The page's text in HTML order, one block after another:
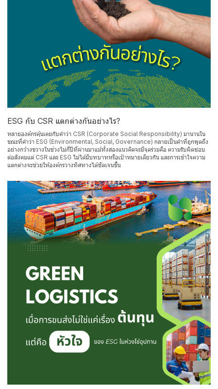
ESG กับ CSR แตกต่างกันอย่างไร?
หลายองค์กรคุ้นเคยกับคำว่า CSR (Corporate Social Responsibility) มานานใน
ขณะที่คำว่า ESG (Environmental, Social, Governance) กลายเป็นคำที่ถูกพูดถึง
อย่างกว้างขวางในช่วงไม่กี่ปีที่ผ่านมาแม้ทั้งสองแนวคิดจะมีจุดร่วมคือ ความรับผิดชอบ
ต่อสังคมแต่ CSR และ ESG ไม่ได้มีบทบาทหรือเป้าหมายเดียวกัน และการเข้าใจความ
แตกต่างจะช่วยให้องค์กรวางทิศทางได้ชัดเจนขึ้น